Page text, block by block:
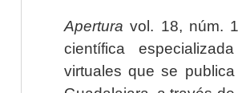
Apertura vol. 18, núm.
científica
virtuales que se